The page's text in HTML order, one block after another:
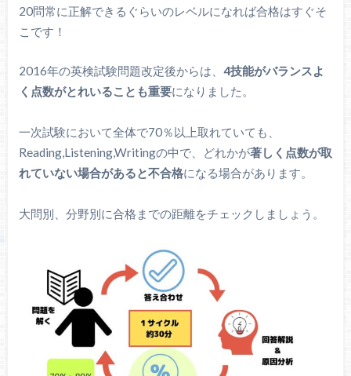
20問常に正解できるぐらいのレベルになれば合格はすぐそ
こです！
2016年の英検試験問題改定後からは、 4技能がバランスよ
く点数がとれいることも重要になりました。
一次試験において全体で70％以上取れていても、
Reading,Listening,Writingの中で、どれかが著しく点数が取
れていない場合があると不合格になる場合があります。
大問別、分野別に合格までの距離をチェックしましょう。